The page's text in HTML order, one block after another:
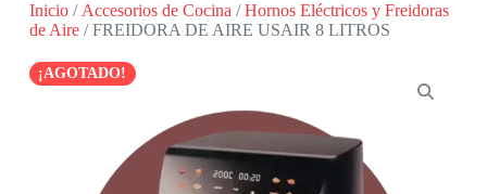
Inicio/ Accesorios de Cocina /Hornos Eléctricos y Freidoras
de Aire/ FREIDORA DE AIRE USAIR 8 LITROS
¡AGOTADO!